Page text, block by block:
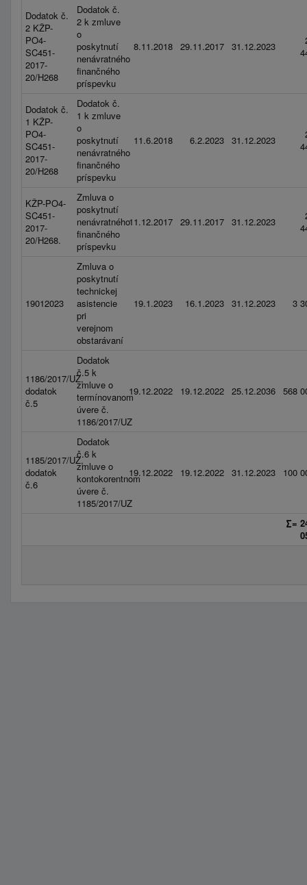
Dodatok č.
2 KŽP-
PO4-
SC451-
2017-
20/H268
Dodatok č.
2 k zmluve
o
poskytnutí
nenávratného
finančného
príspevku
8.11.2018 29.11.2017 31.12.2023
Dodatok č.
1 KŽP-
PO4-
SC451-
2017-
20/H268
Dodatok č.
1 k zmluve
o
poskytnutí
nenávratného
finančného
príspevku
11.6.2018 6.2.2023 31.12.2023
KŽP-PO4-
SC451-
2017-
20/H268.
Zmluva o
poskytnutí
nenávratného
finančného
príspevku
11.12.2017 29.11.2017 31.12.2023
19012023
Zmluva o
poskytnutí
technickej
asistencie
pri
verejnom
obstarávaní
19.1.2023 16.1.2023 31.12.2023 3
1186/2017/UZ,
dodatok
č.5
Dodatok
č.5 k
zmluve o
termínovanom
úvere č.
1186/2017/UZ
19.12.2022 19.12.2022 25.12.2036 568
1185/2017/UZ,
dodatok
č.6
Dodatok
č.6 k
zmluve o
kontokorentnom
úvere č.
1185/2017/UZ
19.12.2022 19.12.2022 31.12.2023 100
∑=